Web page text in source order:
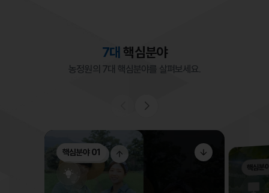
7대핵심분야
농정원의 7대 핵심분야를 살펴보세요.
핵심분야 01
핵심분야 01
핵심분